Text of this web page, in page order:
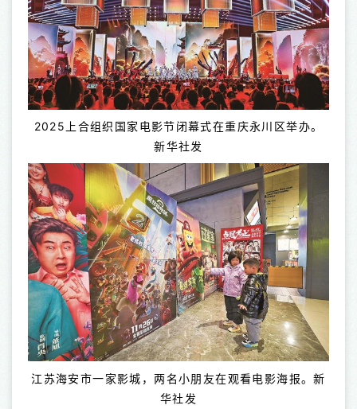
2025上合组织国家电影节闭幕式在重庆永川区举办。
新华社发
江苏海安市一家影城，两名小朋友在观看电影海报。新
华社发